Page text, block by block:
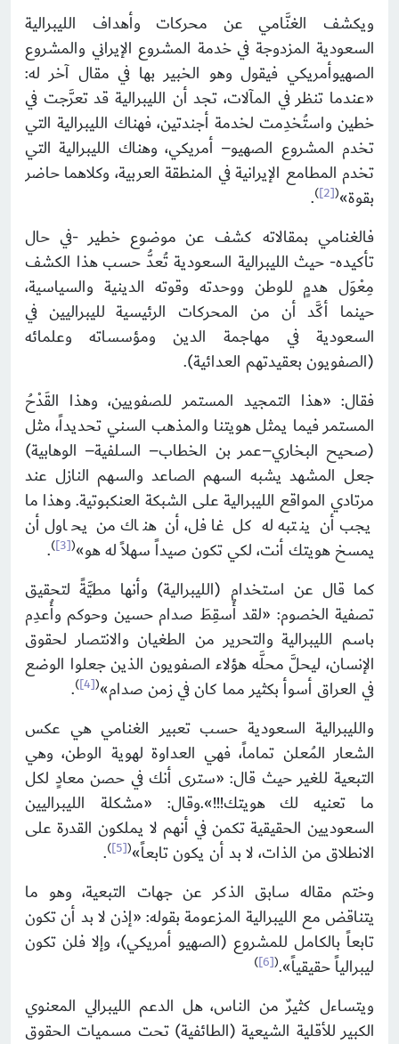
ويكشف الغنَّامي عن محركات وأهداف الليبرالية
السعودية المزدوجة في خدمة المشروع الإيراني والمشروع
الصهيوأمريكي فيقول وهو الخبير بها في مقال آخر له:
«عندما تنظر في المآلات، تجد أن الليبرالية قد تعرَّجت في
خطين واستُخدِمت لخدمة أجندتين، فهناك الليبرالية التي
تخدم المشروع الصهيو– أمريكي، وهناك الليبرالية التي
تخدم المطامع الإيرانية في المنطقة العربية، وكلاهما حاضر
بقوة»(
[2]
)
.
فالغنامي بمقالاته كشف عن موضوع خطير -في حال
تأكيده- حيث الليبرالية السعودية تُعدُّ حسب هذا الكشف
مِعْوَل هدمٍ للوطن ووحدته وقوته الدينية والسياسية،
حينما أكَّد أن من المحركات الرئيسية لليبراليين في
السعودية في مهاجمة الدين ومؤسساته وعلمائه
(الصفويون بعقيدتهم العدائية).
فقال: «هذا التمجيد المستمر للصفويين، وهذا القَدْحُ
المستمر فيما يمثل هويتنا والمذهب السني تحديداً، مثل
(صحيح البخاري–عمر بن الخطاب– السلفية– الوهابية)
جعل المشهد يشبه السهم الصاعد والسهم النازل عند
مرتادي المواقع الليبرالية على الشبكة العنكبوتية. وهذا ما
يجب أن ينتبه له كل غافل، أن هناك من يحاول أن
يمسخ هويتك أنت، لكي تكون صيداً سهلاً له هو»(
[3]
)
.
كما قال عن استخدام (الليبرالية) وأنها مطيَّةً لتحقيق
تصفية الخصوم: «لقد أُسقِطَ صدام حسين وحوكم وأُعدِم
باسم الليبرالية والتحرير من الطغيان والانتصار لحقوق
الإنسان، ليحلَّ محلَّه هؤلاء الصفويون الذين جعلوا الوضع
في العراق أسوأ بكثير مما كان في زمن صدام»(
[4]
)
.
والليبرالية السعودية حسب تعبير الغنامي هي عكس
الشعار المُعلن تماماً، فهي العداوة لهوية الوطن، وهي
التبعية للغير حيث قال: «سترى أنك في حصن معادٍ لكل
ما تعنيه لك هويتك!!!».وقال: «مشكلة الليبراليين
السعوديين الحقيقية تكمن في أنهم لا يملكون القدرة على
الانطلاق من الذات، لا بد أن يكون تابعاً»(
[5]
)
.
وختم مقاله سابق الذكر عن جهات التبعية، وهو ما
يتناقض مع الليبرالية المزعومة بقوله: «إذن لا بد أن تكون
تابعاً بالكامل للمشروع (الصهيو أمريكي)، وإلا فلن تكون
ليبرالياً حقيقياً».(
[6]
)
ويتساءل كثيرٌ من الناس، هل الدعم الليبرالي المعنوي
الكبير للأقلية الشيعية (الطائفية) تحت مسميات الحقوق